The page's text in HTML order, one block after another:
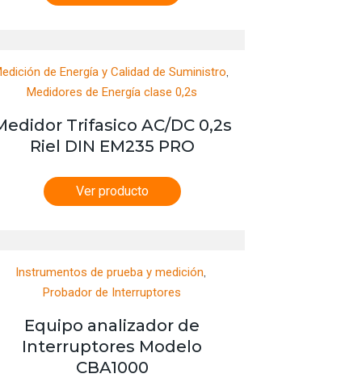
de Energía y Calidad de Suministro,
Medidores de Energía clase 0,2s
Trifasico AC/DC 0,2s
Riel DIN EM235 PRO
Ver producto
Instrumentos de prueba y medición,
Probador de Interruptores
Equipo analizador de
Interruptores Modelo
CBA1000